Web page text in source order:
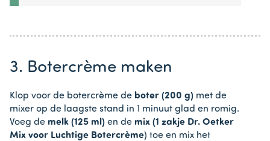
3. Botercrème maken
Klop voor de botercrème de boter (200 g) met de
mixer op de laagste stand in 1 minuut glad en romig.
Voeg de melk (125 ml) en de mix (1 zakje Dr. Oetker
Mix voor Luchtige Botercrème) toe en mix het